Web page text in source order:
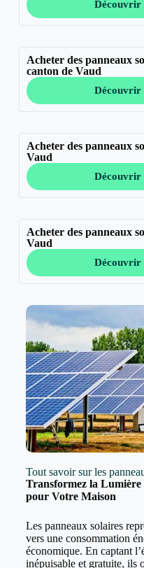
Découvrir
Acheter des panneaux
canton de Vaud
Découvrir
Acheter des panneaux
Vaud
Découvrir
Acheter des panneaux
Vaud
Découvrir
Tout savoir sur les
Transformez la
pour Votre Maison
Les panneaux solaires
vers une consommation
économique. En captant
inépuisable et gratuite, ils